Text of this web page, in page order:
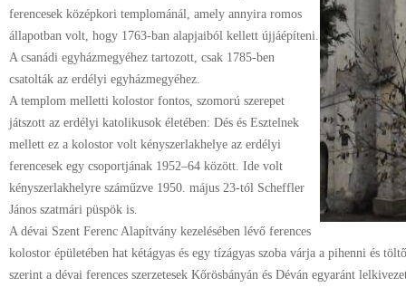
ferencesek középkori templománál, amely annyira romos
állapotban volt, hogy 1763-ban alapjaiból kellett újjáépíteni.
A csanádi egyházmegyéhez tartozott, csak 1785-ben
csatolták az erdélyi egyházmegyéhez.
A templom melletti kolostor fontos, szomorú szerepet
játszott az erdélyi katolikusok életében: Dés és Esztelnek
mellett ez a kolostor volt kényszerlakhelye az erdélyi
ferencesek egy csoportjának 1952–64 között. Ide volt
kényszerlakhelyre száműzve 1950. május 23-tól Scheffler
János szatmári püspök is.
A dévai Szent Ferenc Alapítvány kezelésében lévő ferences
kolostor épületében hat kétágyas és egy tízágyas szoba várja a pihenni és
szerint a dévai ferences szerzetesek Kőrösbányán és Déván egyaránt